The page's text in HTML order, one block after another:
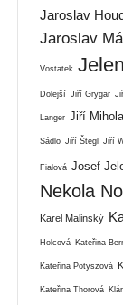
Jaroslav
Jaroslav
Vostatek
Dolejší Jiří Grygar
Langer Jiří Mihola
Sádlo Jiří Štegl Jiří
Fialová Josef
Nekola
Karel Malinský
Holcová Kateřina
Kateřina Potyszová
Kateřina Thorová